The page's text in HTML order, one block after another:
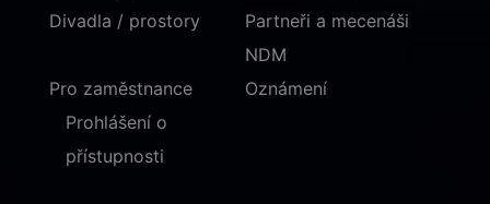
Divadla / prostory
Partneři a mecenáši
NDM
Pro zaměstnance
Oznámení
Prohlášení o
přístupnosti